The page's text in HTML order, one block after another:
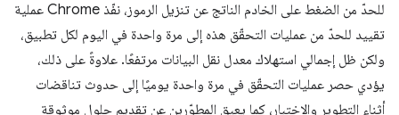
للحدّ من الضغط على الخادم الناتج عن تنزيل الرموز، نفّذ Chrome عملية
تقييد للحدّ من عمليات التحقّق هذه إلى مرة واحدة في اليوم لكل تطبيق،
ولكن ظل إجمالي استهلاك معدل نقل البيانات مرتفعًا. علاوةً على ذلك،
يؤدي حصر عمليات التحقّق في مرة واحدة يوميًا إلى حدوث تناقضات
أثناء التطوير والاختبار، كما يعيق المطوّرين عن تقديم حلول موثوقة